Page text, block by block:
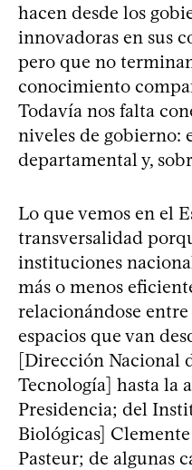
hacen desde los
innovadoras en sus
pero que no
conocimiento
Todavía nos falta
niveles de gobierno:
departamental y,
Lo que vemos en el
transversalidad
instituciones
más o menos
relacionándose
espacios que van
[Dirección Nacional
Tecnología] hasta la
Presidencia; del
Biológicas]
Pasteur; de algunas